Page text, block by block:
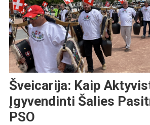
Šveicarija: Kaip
Įgyvendinti Šalies
PSO